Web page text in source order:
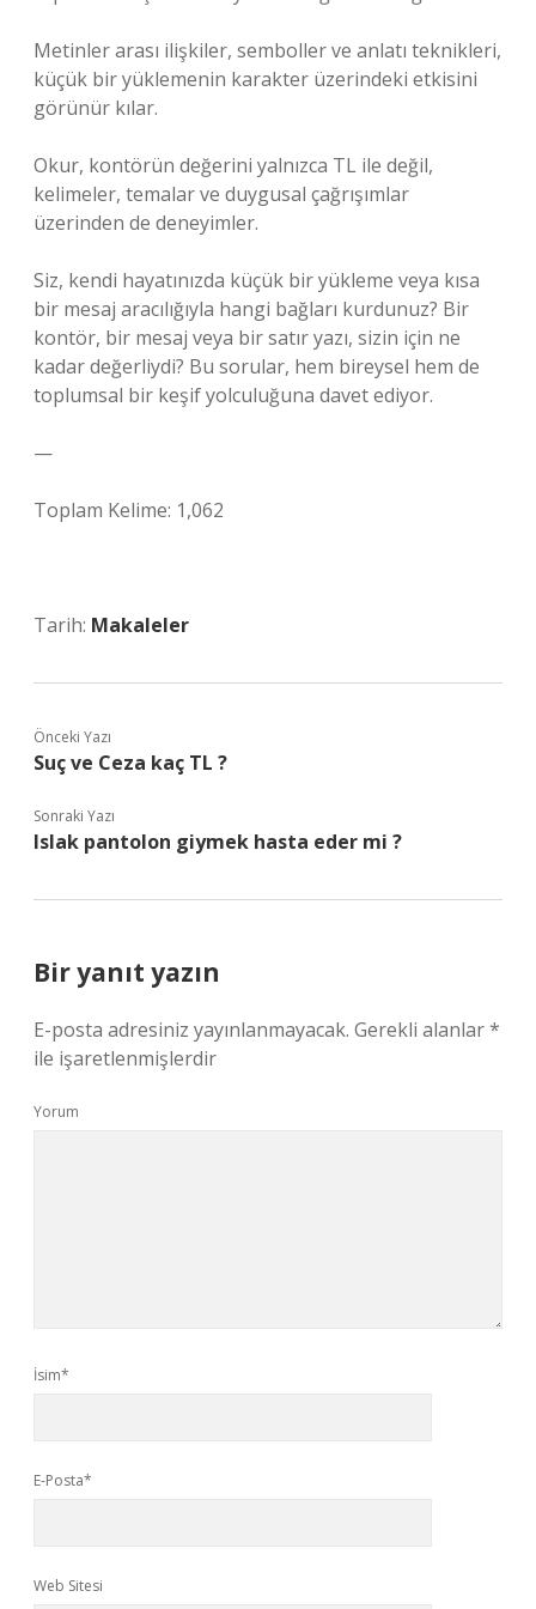
Metinler arası ilişkiler, semboller ve anlatı teknikleri,
küçük bir yüklemenin karakter üzerindeki etkisini
görünür kılar.
Okur, kontörün değerini yalnızca TL ile değil,
kelimeler, temalar ve duygusal çağrışımlar
üzerinden de deneyimler.
Siz, kendi hayatınızda küçük bir yükleme veya kısa
bir mesaj aracılığıyla hangi bağları kurdunuz? Bir
kontör, bir mesaj veya bir satır yazı, sizin için ne
kadar değerliydi? Bu sorular, hem bireysel hem de
toplumsal bir keşif yolculuğuna davet ediyor.
—
Toplam Kelime: 1,062
Tarih: Makaleler
Önceki Yazı
Suç ve Ceza kaç TL ?
Sonraki Yazı
Islak pantolon giymek hasta eder mi ?
Bir yanıt yazın
E-posta adresiniz yayınlanmayacak. Gerekli alanlar*
ile işaretlenmişlerdir
Yorum
İsim*
E-Posta*
Web Sitesi